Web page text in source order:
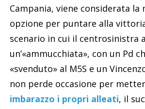
Campania, viene considerata la
opzione per puntare alla
scenario in cui il centrosinistra
un’«ammucchiata», con un Pd
«svenduto» al M5S e un
non perde occasione per
imbarazzo i propri alleati, il